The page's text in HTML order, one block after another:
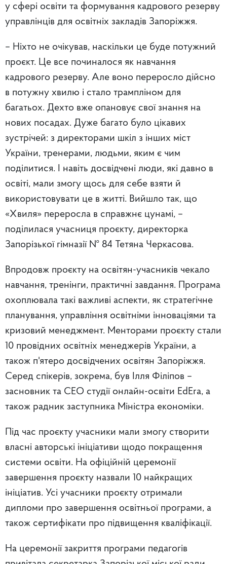
у сфері освіти та формування кадрового резерву
управлінців для освітніх закладів Запоріжжя.
– Ніхто не очікував, наскільки це буде потужний
проєкт. Це все починалося як навчання
кадрового резерву. Але воно переросло дійсно
в потужну хвилю і стало трампліном для
багатьох. Дехто вже опановує свої знання на
нових посадах. Дуже багато було цікавих
зустрічей: з директорами шкіл з інших міст
України, тренерами, людьми, яким є чим
поділитися. І навіть досвідчені люди, які давно в
освіті, мали змогу щось для себе взяти й
використовувати це в житті. Вийшло так, що
«Хвиля» переросла в справжнє цунамі, –
поділилася учасниця проєкту, директорка
Запорізької гімназії № 84 Тетяна Черкасова.
Впродовж проєкту на освітян-учасників чекало
навчання, тренінги, практичні завдання. Програма
охоплювала такі важливі аспекти, як стратегічне
планування, управління освітніми інноваціями та
кризовий менеджмент. Менторами проєкту стали
10 провідних освітніх менеджерів України, а
також п'ятеро досвідчених освітян Запоріжжя.
Серед спікерів, зокрема, був Ілля Філіпов –
засновник та CEO студії онлайн-освіти EdEra, а
також радник заступника Міністра економіки.
Під час проєкту учасники мали змогу створити
власні авторські ініціативи щодо покращення
системи освіти. На офіційній церемонії
завершення проєкту назвали 10 найкращих
ініціатив. Усі учасники проєкту отримали
дипломи про завершення освітньої програми, а
також сертифікати про підвищення кваліфікації.
На церемонії закриття програми педагогів